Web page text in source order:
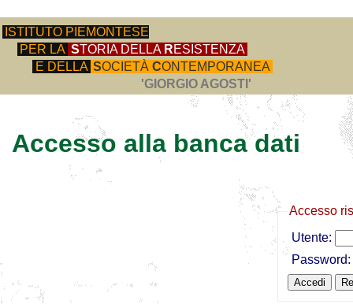
ISTITUTO PIEMONTESE
PER LA STORIA DELLA RESISTENZA
E DELLA SOCIETÀ CONTEMPORANEA
'GIORGIO AGOSTI'
Accesso alla banca dati
Accesso
Utente:
Password: